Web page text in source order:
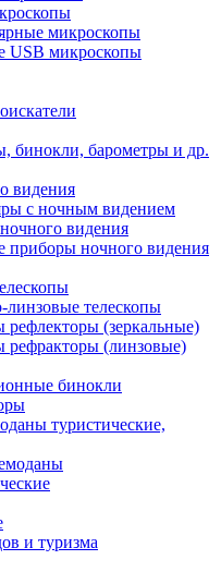
микроскопы
USB микроскопы
бинокли, барометры и др.
видения
с ночным видением
видения
приборы ночного видения
линзовые телескопы
рефлекторы (зеркальные)
рефракторы (линзовые)
бинокли
туристические,
и туризма